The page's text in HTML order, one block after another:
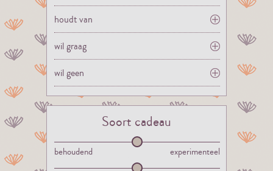
houdt van
wil graag
wil geen
Soort cadeau
behoudend experimenteel